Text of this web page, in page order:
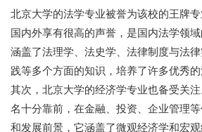
北京大学的法学专业被誉为该校的王牌
国内外享有很高的声誉，是国内法学领
涵盖了法理学、法史学、法律制度与法
践等多个方面的知识，培养了许多优秀的
其次，北京大学的经济学专业也备受关
名十分靠前，在金融、投资、企业管理
和发展前景，它涵盖了微观经济学和宏